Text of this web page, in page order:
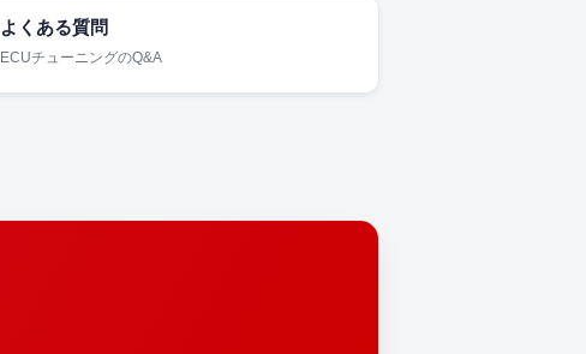
よくある質問
ECUチューニングのQ&A